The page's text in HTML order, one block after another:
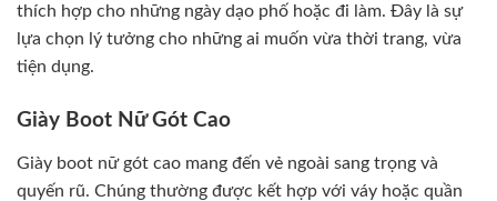
thích hợp cho những ngày dạo phố hoặc đi làm. Đây là sự
lựa chọn lý tưởng cho những ai muốn vừa thời trang, vừa
tiện dụng.
Giày Boot Nữ Gót Cao
Giày boot nữ gót cao mang đến vẻ ngoài sang trọng và
quyến rũ. Chúng thường được kết hợp với váy hoặc quần